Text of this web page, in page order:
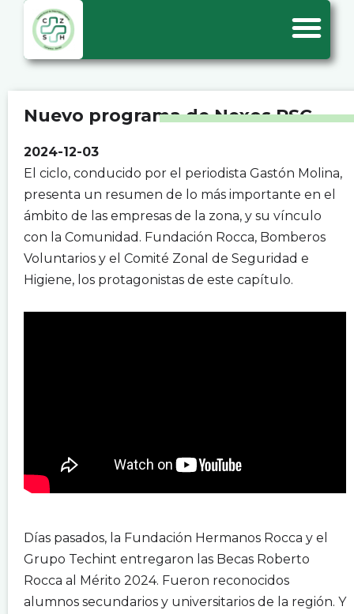
Nuevo programa de Nexos RSC
2024-12-03
El ciclo, conducido por el periodista Gastón Molina,
presenta un resumen de lo más importante en el
ámbito de las empresas de la zona, y su vínculo
con la Comunidad. Fundación Rocca, Bomberos
Voluntarios y el Comité Zonal de Seguridad e
Higiene, los protagonistas de este capítulo.
Días pasados, la Fundación Hermanos Rocca y el
Grupo Techint entregaron las Becas Roberto
Rocca al Mérito 2024. Fueron reconocidos
alumnos secundarios y universitarios de la región. Y